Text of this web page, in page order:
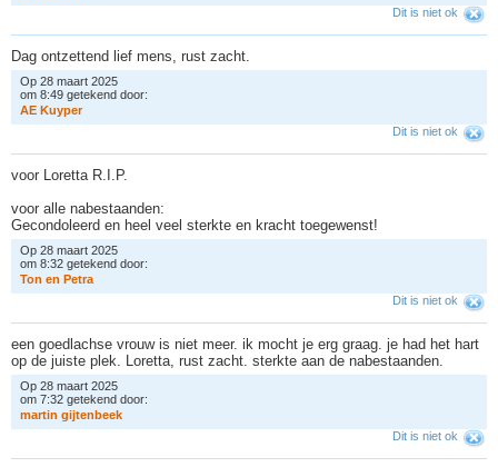
Dit is niet ok
Dag ontzettend lief mens, rust zacht.
Op 28 maart 2025
om 8:49 getekend door:
AE Kuyper
Dit is niet ok
voor Loretta R.I.P.
voor alle nabestaanden:
Gecondoleerd en heel veel sterkte en kracht toegewenst!
Op 28 maart 2025
om 8:32 getekend door:
Ton en Petra
Dit is niet ok
een goedlachse vrouw is niet meer. ik mocht je erg graag. je had het hart
op de juiste plek. Loretta, rust zacht. sterkte aan de nabestaanden.
Op 28 maart 2025
om 7:32 getekend door:
martin gijtenbeek
Dit is niet ok